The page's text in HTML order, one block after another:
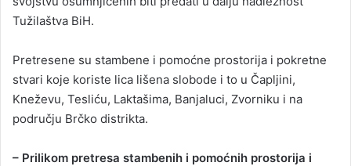
Tužilaštva BiH.
Pretresene su stambene i pomoćne prostorija i pokretne
stvari koje koriste lica lišena slobode i to u Čapljini,
Kneževu, Tesliću, Laktašima, Banjaluci, Zvorniku i na
području Brčko distrikta.
– Prilikom pretresa stambenih i pomoćnih prostorija i